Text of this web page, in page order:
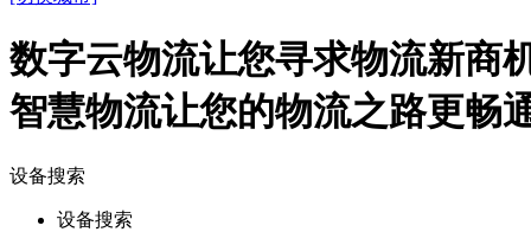
数字云物流让您寻求物流新商
智慧物流让您的物流之路更畅
设备搜索
设备搜索